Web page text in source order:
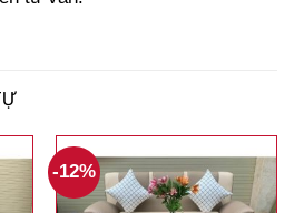
-12%